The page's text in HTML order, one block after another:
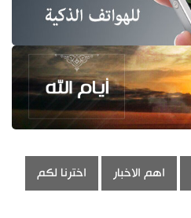
اهم الاخبار اخترنا لكم